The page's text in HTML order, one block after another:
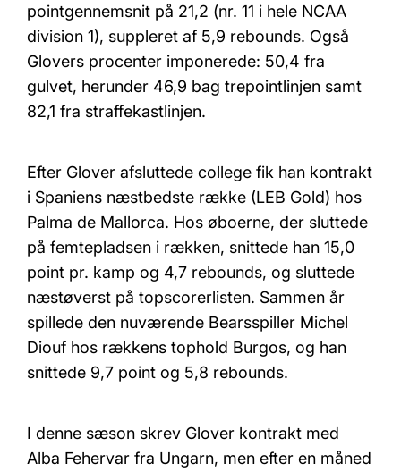
pointgennemsnit på 21,2 (nr. 11 i hele NCAA
division 1), suppleret af 5,9 rebounds. Også
Glovers procenter imponerede: 50,4 fra
gulvet, herunder 46,9 bag trepointlinjen samt
82,1 fra straffekastlinjen.
Efter Glover afsluttede college fik han kontrakt
i Spaniens næstbedste række (LEB Gold) hos
Palma de Mallorca. Hos øboerne, der sluttede
på femtepladsen i rækken, snittede han 15,0
point pr. kamp og 4,7 rebounds, og sluttede
næstøverst på topscorerlisten. Sammen år
spillede den nuværende Bearsspiller Michel
Diouf hos rækkens tophold Burgos, og han
snittede 9,7 point og 5,8 rebounds.
I denne sæson skrev Glover kontrakt med
Alba Fehervar fra Ungarn, men efter en måned